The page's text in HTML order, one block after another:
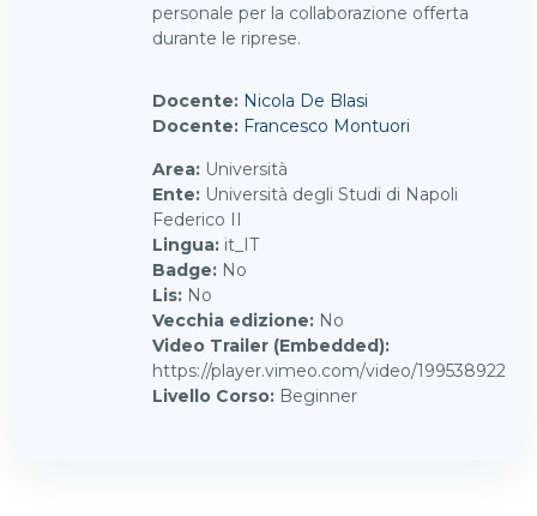
personale per la collaborazione offerta
durante le riprese.
Docente: Nicola De Blasi
Docente: Francesco Montuori
Area: Università
Ente: Università degli Studi di Napoli
Federico II
Lingua: it_IT
Badge: No
Lis: No
Vecchia edizione: No
Video Trailer (Embedded):
https://player.vimeo.com/video/199538922
Livello Corso: Beginner